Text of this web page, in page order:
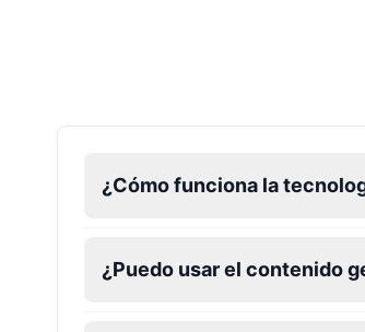
¿Cómo funciona la
¿Puedo usar el contenido